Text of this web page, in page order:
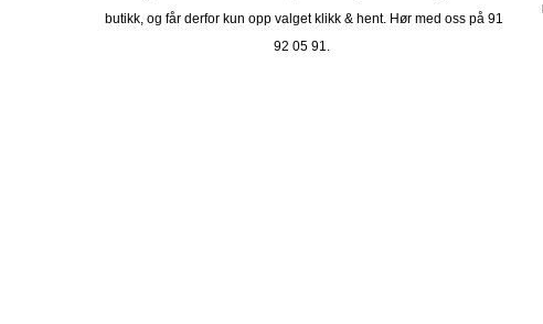
butikk, og får derfor kun opp valget klikk & hent. Hør med oss på 91
92 05 91.